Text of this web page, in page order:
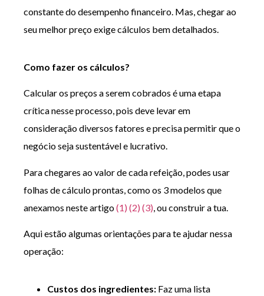
constante do desempenho financeiro. Mas, chegar ao
seu melhor preço exige cálculos bem detalhados.
Como fazer os cálculos?
Calcular os preços a serem cobrados é uma etapa
crítica nesse processo, pois deve levar em
consideração diversos fatores e precisa permitir que o
negócio seja sustentável e lucrativo.
Para chegares ao valor de cada refeição, podes usar
folhas de cálculo prontas, como os 3 modelos que
anexamos neste artigo(1) (2) (3) , ou construir a tua.
Aqui estão algumas orientações para te ajudar nessa
operação:
Custos dos ingredientes: Faz uma lista